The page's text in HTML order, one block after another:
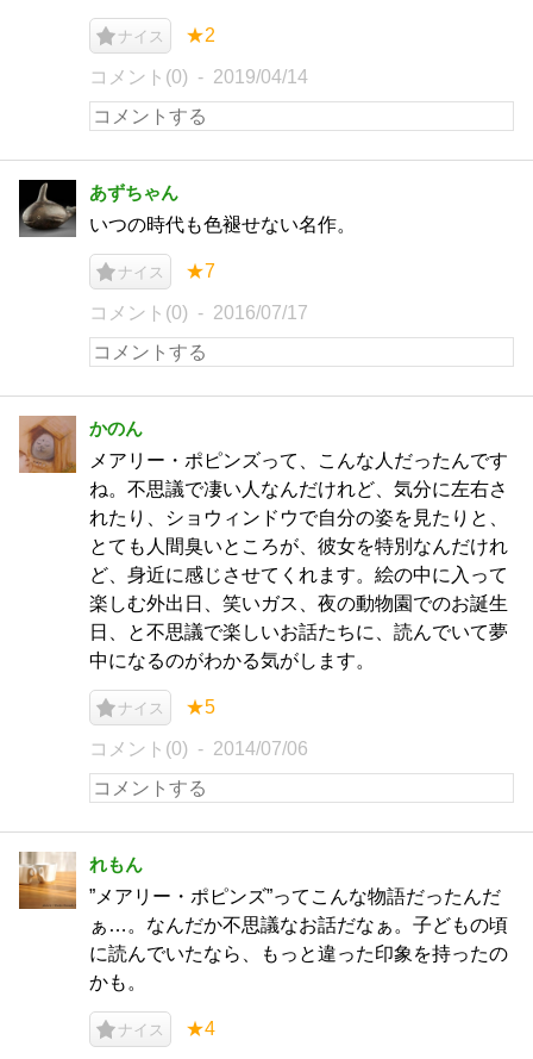
ナイス ★2
コメント(0) 2019/04/14
あずちゃん
いつの時代も色褪せない名作。
ナイス ★7
コメント(0) 2016/07/17
かのん
メアリー・ポピンズって、こんな人だったんです
ね。不思議で凄い人なんだけれど、気分に左右さ
れたり、ショウィンドウで自分の姿を見たりと、
とても人間臭いところが、彼女を特別なんだけれ
ど、身近に感じさせてくれます。絵の中に入って
楽しむ外出日、笑いガス、夜の動物園でのお誕生
日、と不思議で楽しいお話たちに、読んでいて夢
中になるのがわかる気がします。
ナイス ★5
コメント(0) 2014/07/06
れもん
”メアリー・ポピンズ”ってこんな物語だったんだ
ぁ…。なんだか不思議なお話だなぁ。子どもの頃
に読んでいたなら、もっと違った印象を持ったの
かも。
ナイス ★4